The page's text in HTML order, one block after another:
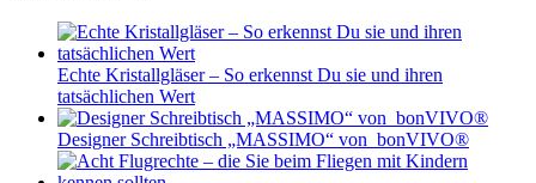
Echte Kristallgläser – So erkennst Du sie und ihren
tatsächlichen Wert
Designer Schreibtisch „MASSIMO“ von bonVIVO®